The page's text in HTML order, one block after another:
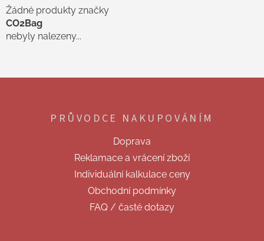
Žádné produkty značky
CO2Bag
nebyly nalezeny...
PRŮVODCE NAKUPOVÁNÍM
Doprava
Reklamace a vrácení zboží
Individuální kalkulace ceny
Obchodní podmínky
FAQ / časté dotazy